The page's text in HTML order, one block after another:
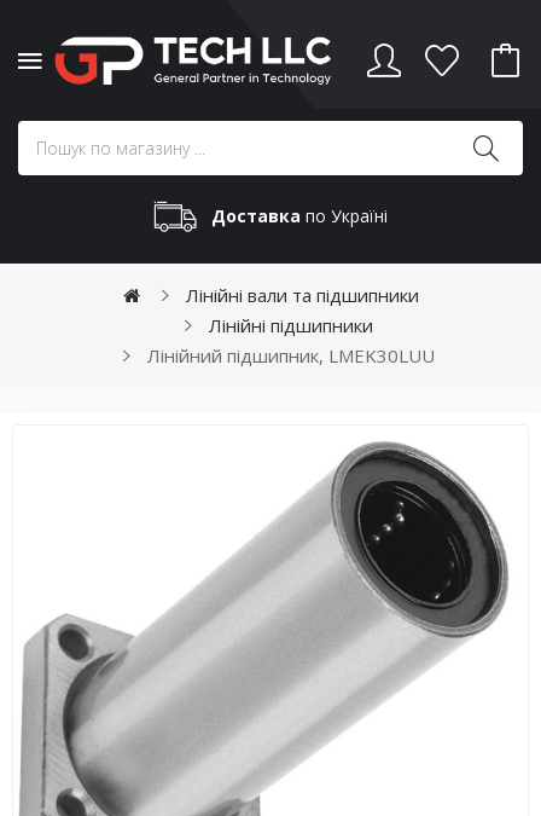
Доставка по Україні
Лінійні вали та підшипники
Лінійні підшипники
Лінійний підшипник, LMEK30LUU